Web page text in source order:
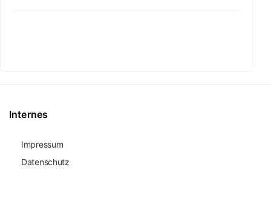
Internes
Impressum
Datenschutz